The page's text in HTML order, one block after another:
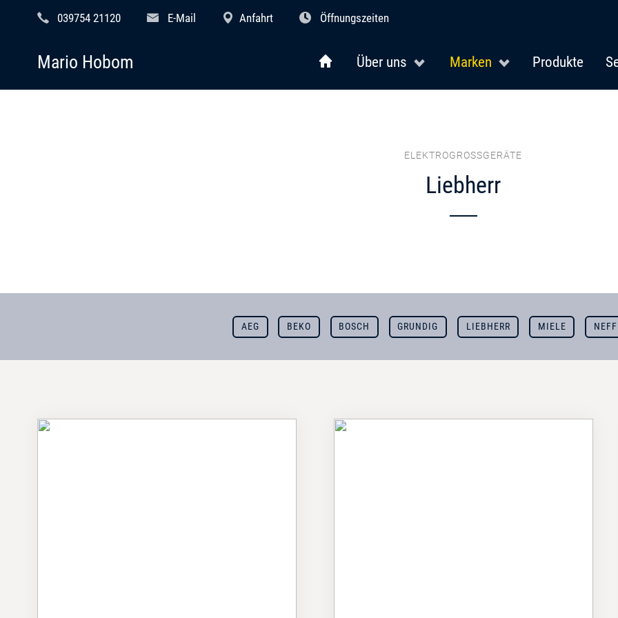
039754 21120 E-Mail Anfahrt Öffnungszeiten
Über uns Marken Produkte
Mario Hobom
ELEKTROGROSSGERÄTE
Liebherr
AEG BEKO BOSCH GRUNDIG LIEBHERR MIELE NEFF